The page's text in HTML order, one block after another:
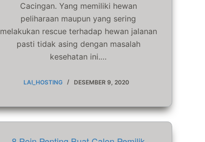
Cacingan. Yang memiliki hewan
peliharaan maupun yang sering
melakukan rescue terhadap hewan jalanan
pasti tidak asing dengan masalah
kesehatan ini.…
LAI_HOSTING DESEMBER 9, 2020